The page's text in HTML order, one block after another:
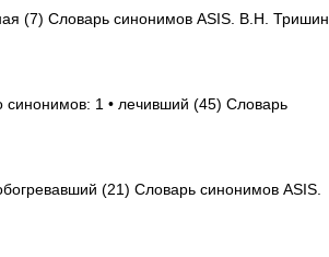
(7) Словарь синонимов ASIS. В.Н. Тришин.
1 • лечивший (45) Словарь
(21) Словарь синонимов ASIS.